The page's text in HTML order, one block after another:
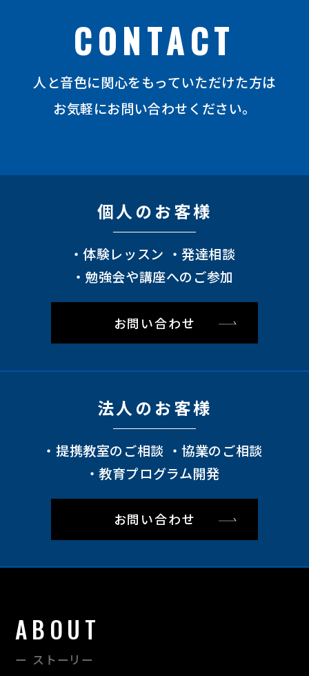
CONTACT
⼈と⾳⾊に関⼼をもっていただけた⽅は
お気軽にお問い合わせください。
個⼈のお客様
体験レッスン
発達相談
勉強会や講座へのご参加
お問い合わせ
法⼈のお客様
提携教室のご相談
協業のご相談
教育プログラム開発
お問い合わせ
ABOUT
ストーリー